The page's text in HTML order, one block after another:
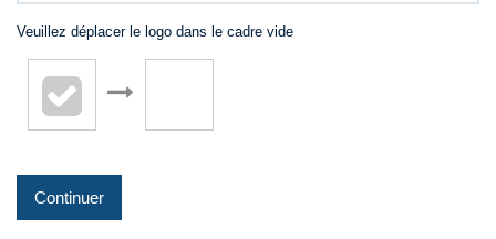
Veuillez déplacer le logo dans le cadre vide
Continuer